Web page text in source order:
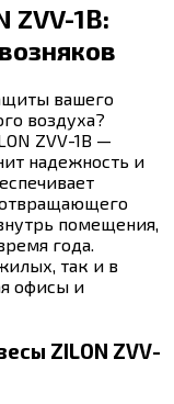
ZVV-1B:
вашего
воздуха?
ZVV-1B —
надежность и
помещения,
года.
так и в
офисы и
ZILON ZVV-